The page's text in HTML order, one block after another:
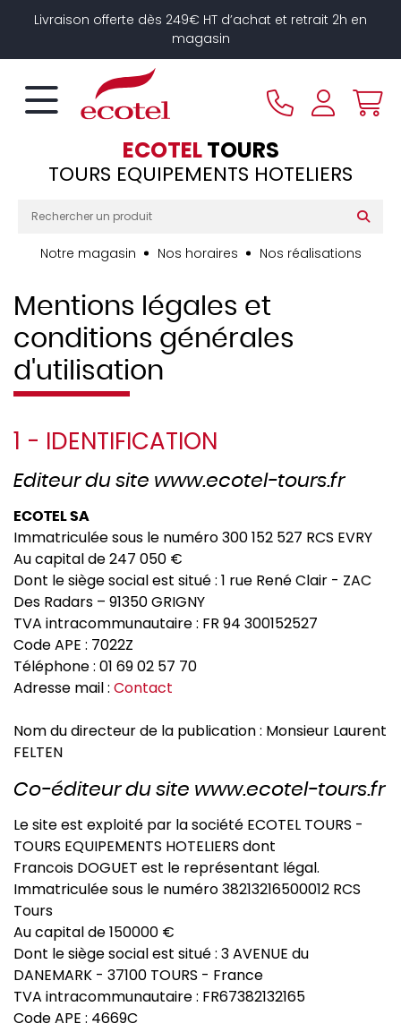
Livraison offerte dès 249€ HT d’achat et retrait 2h en
magasin
ECOTELTOURS
TOURS EQUIPEMENTS HOTELIERS
Notre magasin Nos horaires Nos réalisations
Mentions légales et
conditions générales
d'utilisation
1 - IDENTIFICATION
Editeur du site www.ecotel-tours.fr
ECOTEL SA
Immatriculée sous le numéro 300 152 527 RCS EVRY
Au capital de 247 050 €
Dont le siège social est situé : 1 rue René Clair - ZAC
Des Radars – 91350 GRIGNY
TVA intracommunautaire : FR 94 300152527
Code APE : 7022Z
Téléphone : 01 69 02 57 70
Adresse mail : Contact
Nom du directeur de la publication : Monsieur Laurent
FELTEN
Co-éditeur du site www.ecotel-tours.fr
Le site est exploité par la société ECOTEL TOURS -
TOURS EQUIPEMENTS HOTELIERS dont
Francois DOGUET est le représentant légal.
Immatriculée sous le numéro 38213216500012 RCS
Tours
Au capital de 150000 €
Dont le siège social est situé : 3 AVENUE du
DANEMARK - 37100 TOURS - France
TVA intracommunautaire : FR67382132165
Code APE : 4669C
Panneau de gestion des cookies